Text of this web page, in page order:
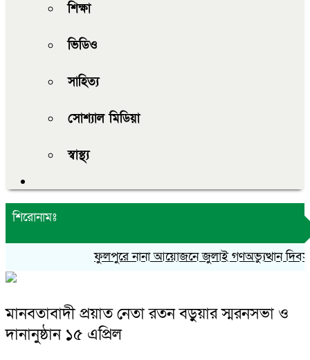
শিক্ষা
ভিডিও
সাহিত্য
সোশ্যাল মিডিয়া
স্বাস্থ্য
শিরোনামঃ
ফুলপুরে নানা আয়োজনে জুলাই গণঅভ্যুত্থান দিবস
মানবতাবাদী প্রয়াত নেতা রতন বড়ুয়ার স্মরনসভা ও
দানানুষ্ঠান ১৫ এপ্রিল